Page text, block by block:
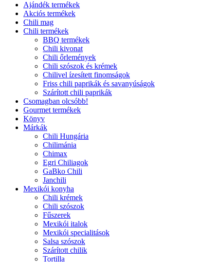
Ajándék termékek
Akciós termékek
Chili mag
Chili termékek
BBQ termékek
Chili kivonat
Chili őrlemények
Chili szószok és krémek
Chilivel ízesített finomságok
Friss chili paprikák és savanyúságok
Szárított chili paprikák
Csomagban olcsóbb!
Gourmet termékek
Könyv
Márkák
Chili Hungária
Chilimánia
Chimax
Egri Chiliagok
GaBko Chili
Janchili
Mexikói konyha
Chili krémek
Chili szószok
Fűszerek
Mexikói italok
Mexikói specialitások
Salsa szószok
Szárított chilik
Tortilla